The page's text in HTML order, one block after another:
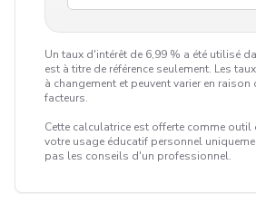
Un taux d'intérêt de 6,99 % a été utilisé
est à titre de référence seulement. Les
à changement et peuvent varier en raison
facteurs.
Cette calculatrice est offerte comme
votre usage éducatif personnel
pas les conseils d'un professionnel.